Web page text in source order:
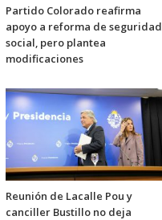
Partido Colorado reafirma
apoyo a reforma de seguridad
social, pero plantea
modificaciones
Reunión de Lacalle Pou y
canciller Bustillo no deja